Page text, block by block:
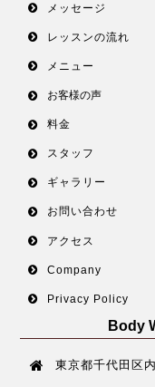
メッセージ
レッスンの流れ
メニュー
お客様の声
料金
スタッフ
ギャラリー
お問い合わせ
アクセス
Company
Privacy Policy
Body
東京都千代田区